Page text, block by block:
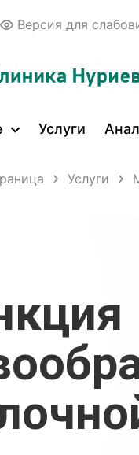
Версия для
Услуги
Услуги